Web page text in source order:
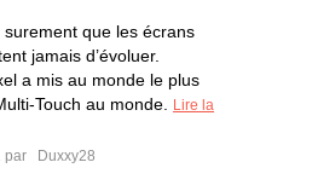
surement que les écrans
jamais d’évoluer.
a mis au monde le plus
Touch au monde.
Lire la
par
Duxxy28